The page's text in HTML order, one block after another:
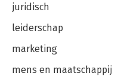
juridisch
leiderschap
marketing
mens en maatschappij